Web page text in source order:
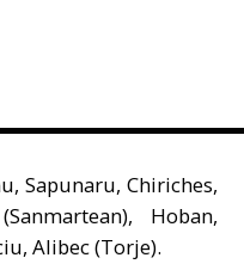
Sapunaru, Chiriches,
Hoban,
Alibec (Torje).